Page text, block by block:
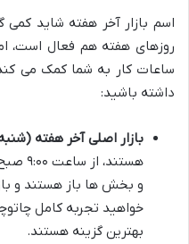
اسم بازار آخر هفته شاید کمی
روزهای هفته هم فعال است،
ساعات کار به شما کمک می کند
داشته باشید:
بازار اصلی آخر هفته
و بخش ها باز هستند و
خواهید تجربه کامل
بهترین گزینه هستند.